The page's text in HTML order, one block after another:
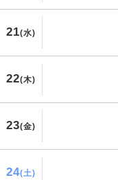
21(水)
22(木)
23(金)
24(土)